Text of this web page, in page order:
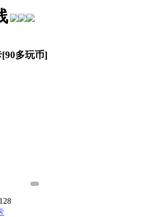
多玩币]